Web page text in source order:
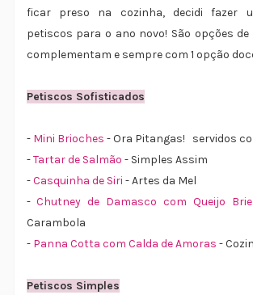
ficar preso na cozinha, decidi fazer
petiscos para o ano novo! São opções de
complementam e sempre com 1 opção
Petiscos Sofisticados
- Mini Brioches - Ora Pitangas! servidos
-Tartar de Salmão - Simples Assim
-Casquinha de Siri - Artes da Mel
-Chutney de Damasco com Queijo Brie
Carambola
- Panna Cotta com Calda de Amoras -
Petiscos Simples